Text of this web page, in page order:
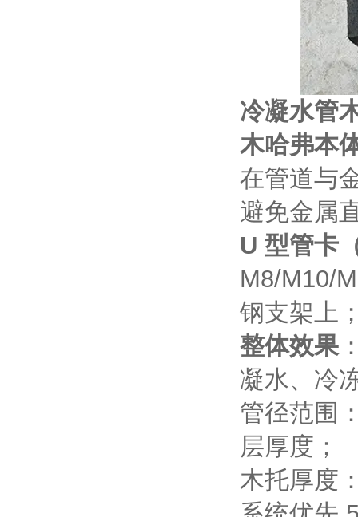
冷凝水管
木哈弗本
在管道与
避免金属
U 型管卡
M8/M10/
钢支架上
整体效果
凝水、冷
管径范围
层厚度；
木托厚度